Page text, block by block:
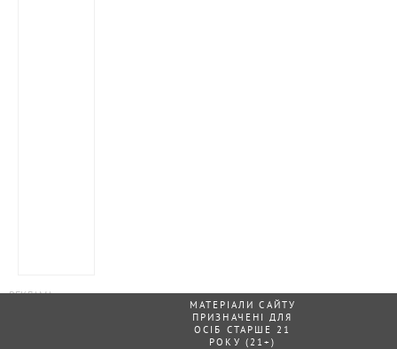
МАТЕРІАЛИ САЙТУ
ПРИЗНАЧЕНІ ДЛЯ
ОСІБ СТАРШЕ 21
РОКУ (21+)